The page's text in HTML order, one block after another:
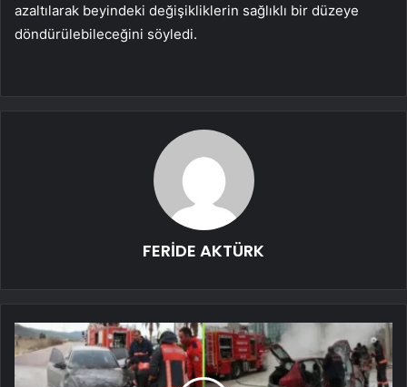
azaltılarak beyindeki değişikliklerin sağlıklı bir düzeye
döndürülebileceğini söyledi.
FERİDE AKTÜRK